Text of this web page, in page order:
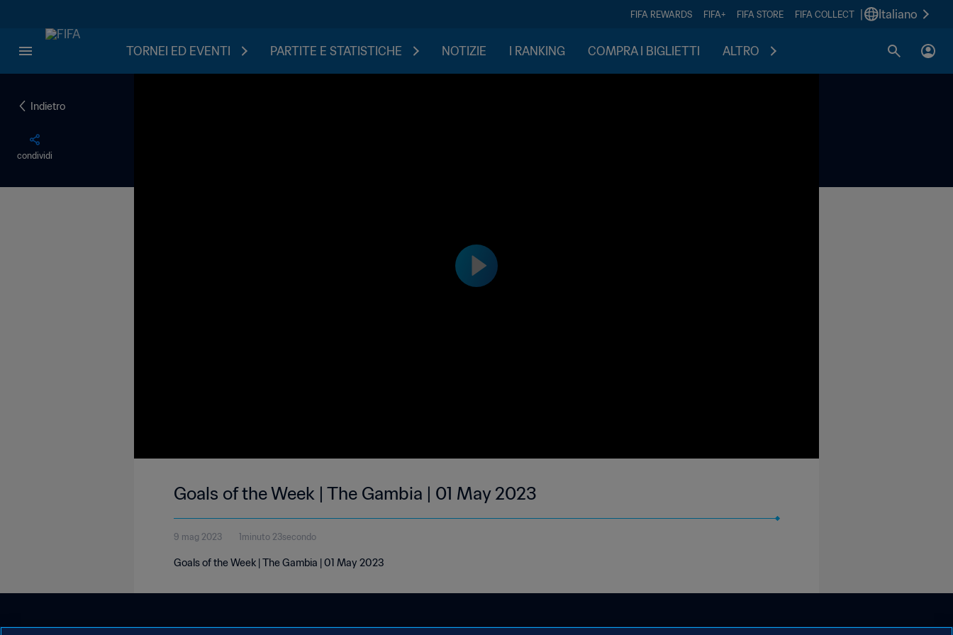
FIFA REWARDS FIFA+ FIFA STORE FIFA COLLECT Italiano
TORNEI ED EVENTI PARTITE E STATISTICHE NOTIZIE I RANKING COMPRA I BIGLIETTI ALTRO
Indietro
condividi
Goals of the Week | The Gambia | 01 May 2023
9 mag 2023 1minuto 23secondo
Goals of the Week | The Gambia | 01 May 2023